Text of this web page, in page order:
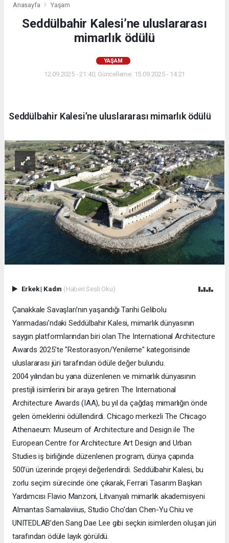
Anasayfa Yaşam
Seddülbahir Kalesi’ne uluslararası
mimarlık ödülü
YAŞAM
12.09.2025 - 21:40, Güncelleme: 15.09.2025 - 14:21
Seddülbahir Kalesi’ne uluslararası mimarlık ödülü
Erkek| Kadın (Haberi Sesli Oku)
Çanakkale Savaşları’nın yaşandığı Tarihi Gelibolu
Yarımadası’ndaki Seddülbahir Kalesi, mimarlık dünyasının
saygın platformlarından biri olan The International Architecture
Awards 2025’te "Restorasyon/Yenileme" kategorisinde
uluslararası jüri tarafından ödüle değer bulundu.
2004 yılından bu yana düzenlenen ve mimarlık dünyasının
prestijli isimlerini bir araya getiren The International
Architecture Awards (IAA), bu yıl da çağdaş mimarlığın önde
gelen örneklerini ödüllendirdi. Chicago merkezli The Chicago
Athenaeum: Museum of Architecture and Design ile The
European Centre for Architecture Art Design and Urban
Studies iş birliğinde düzenlenen program, dünya çapında
500’ün üzerinde projeyi değerlendirdi. Seddülbahir Kalesi, bu
zorlu seçim sürecinde öne çıkarak, Ferrari Tasarım Başkan
Yardımcısı Flavio Manzoni, Litvanyalı mimarlık akademisyeni
Almantas Samalaviius, Studio Cho’dan Chen-Yu Chiu ve
UNITEDLAB’den Sang Dae Lee gibi seçkin isimlerden oluşan jüri
tarafından ödüle layık görüldü.